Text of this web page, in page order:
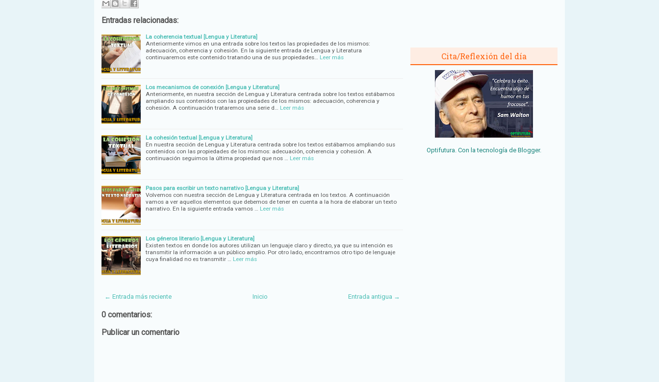
Entradas relacionadas:
La coherencia textual [Lengua y Literatura]
Anteriormente vimos en una entrada sobre los textos las propiedades de los mismos:
adecuación, coherencia y cohesión. En la siguiente entrada de Lengua y Literatura
continuaremos este contenido tratando una de sus propiedades…
Leer más
Los mecanismos de conexión [Lengua y Literatura]
Anteriormente, en nuestra sección de Lengua y Literatura centrada sobre los textos estábamos
ampliando sus contenidos con las propiedades de los mismos: adecuación, coherencia y
cohesión. A continuación trataremos una serie d…
Leer más
La cohesión textual [Lengua y Literatura]
En nuestra sección de Lengua y Literatura centrada sobre los textos estábamos ampliando sus
contenidos con las propiedades de los mismos: adecuación, coherencia y cohesión. A
continuación seguimos la última propiedad que nos …
Leer más
Pasos para escribir un texto narrativo [Lengua y Literatura]
Volvemos con nuestra sección de Lengua y Literatura centrada en los textos. A continuación
vamos a ver aquellos elementos que debemos de tener en cuenta a la hora de elaborar un texto
narrativo. En la siguiente entrada vamos …
Leer más
Los géneros literario [Lengua y Literatura]
Existen textos en donde los autores utilizan un lenguaje claro y directo, ya que su intención es
transmitir la información a un público amplio. Por otro lado, encontramos otro tipo de lenguaje
cuya finalidad no es transmitir …
Leer más
← Entrada más reciente Entrada antigua →
Inicio
0 comentarios:
Publicar un comentario
Cita/Reflexión del día
Optifutura. Con la tecnología de Blogger.